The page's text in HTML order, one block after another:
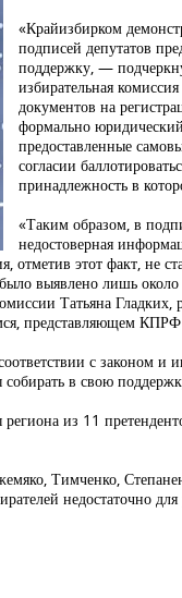
«Крайизбирком
подписей депутатов
поддержку, —
избирательная
документов на
формально
предоставленные
согласии
принадлежность в
«Таким образом, в
недостоверная
этот факт, не
выявлено лишь
Татьяна Гладких,
представляющем КПРФ
с законом
в свою
региона из 11
Тимченко,
недостаточно